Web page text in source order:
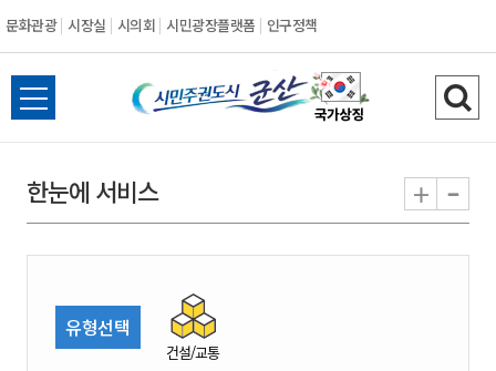
문화관광 시장실 시의회 시민광장플랫폼 인구정책
시
민
권
시
전
체
뉴
열
검
색
기
한눈에 서비스 + -
유형선택
건설/교통